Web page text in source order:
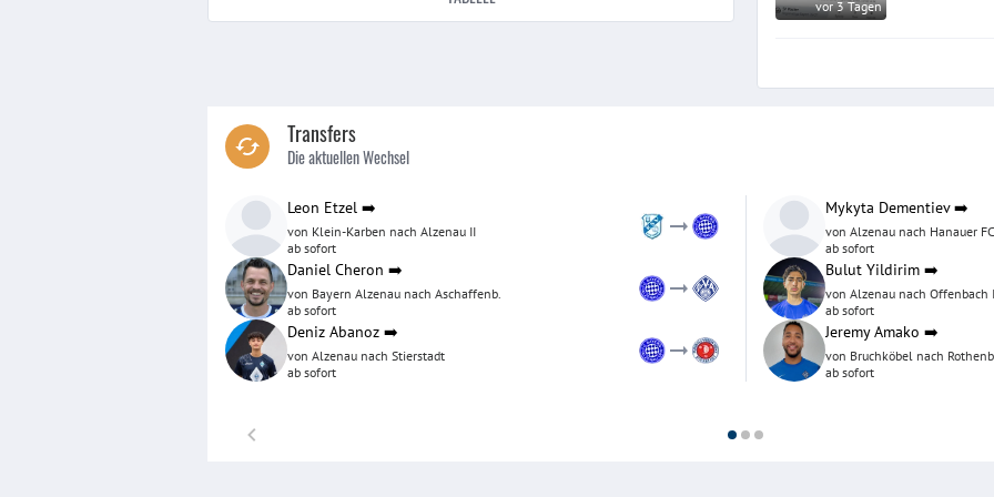
vor 3 Tagen
Transfers
Die aktuellen Wechsel
Leon Etzel ➡️
von Klein-Karben nach Alzenau II
ab sofort
Daniel Cheron ➡️
von Bayern Alzenau nach Aschaffenb.
ab sofort
Deniz Abanoz ➡️
von Alzenau nach Stierstadt
ab sofort
Mykyta Dementiev ➡️
von Alzenau nach Hanauer FC
ab sofort
Bulut Yildirim ➡️
von Alzenau nach Offenbach
ab sofort
Jeremy Amako ➡️
von Bruchköbel nach
ab sofort